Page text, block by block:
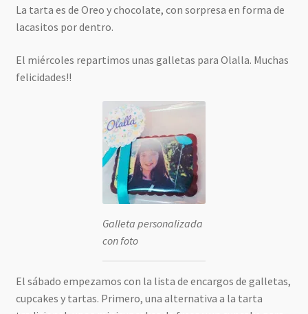
La tarta es de Oreo y chocolate, con sorpresa en forma de
lacasitos por dentro.
El miércoles repartimos unas galletas para Olalla. Muchas
felicidades!!
Galleta personalizada
con foto
El sábado empezamos con la lista de encargos de galletas,
cupcakes y tartas. Primero, una alternativa a la tarta